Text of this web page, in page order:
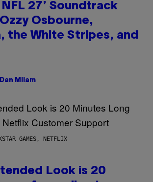
NFL 27’ Soundtrack
Osbourne,
the White Stripes, and
Dan Milam
GAMES, NETFLIX
Look is 20